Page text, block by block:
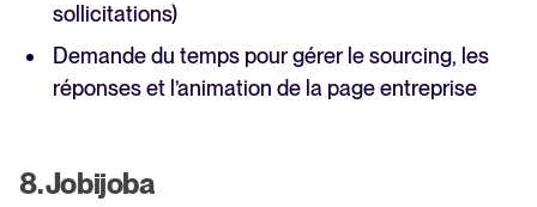
sollicitations)
Demande du temps pour gérer le sourcing, les
réponses et l’animation de la page entreprise
8. Jobijoba